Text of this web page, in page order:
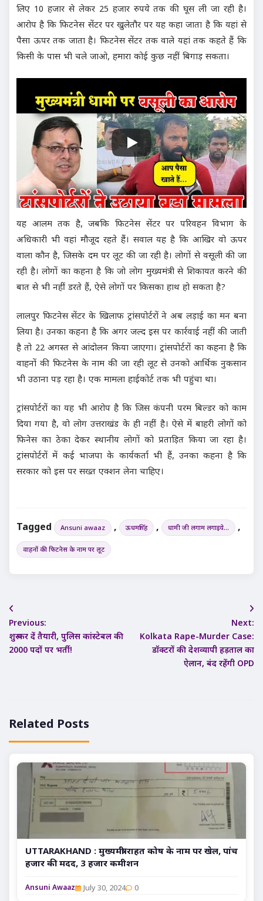
लिए 10 हजार से लेकर 25 हजार रुपये तक की घूस ली जा रही है।
आरोप है कि फिटनेस सेंटर पर खुलेतौर पर यह कहा जाता है कि यहां से
पैसा ऊपर तक जाता है। फिटनेस सेंटर तक वाले यहां तक कहते हैं कि
किसी के पास भी चले जाओ, हमारा कोई कुछ नहीं बिगाड़ सकता।
यह आलम तक है, जबकि फिटनेस सेंटर पर परिवहन विभाग के
अधिकारी भी वहां मौजूद रहते हैं। सवाल यह है कि आखिर वो ऊपर
वाला कौन है, जिसके दम पर लूट की जा रही है। लोगों से वसूली की जा
रही है। लोगों का कहना है कि जो लोग मुख्यमंत्री से शिकायत करने की
बात से भी नहीं डरते हैं, ऐसे लोगों पर किसका हाथ हो सकता है?
लालपुर फिटनेस सेंटर के खिलाफ ट्रांसपोर्टरों ने अब लड़ाई का मन बना
लिया है। उनका कहना है कि अगर जल्द इस पर कार्रवाई नहीं की जाती
है तो 22 अगस्त से आंदोलन किया जाएगा। ट्रांसपोर्टरों का कहना है कि
वाहनों की फिटनेस के नाम की जा रही लूट से उनको आर्थिक नुकसान
भी उठाना पड़ रहा है। एक मामला हाईकोर्ट तक भी पहुंचा था।
ट्रांसपोर्टरों का यह भी आरोप है कि जिस कंपनी परम बिल्डर को काम
दिया गया है, वो लोग उत्तराखंड के ही नहीं है। ऐसे में बाहरी लोगों को
फिनेस का ठेका देकर स्थानीय लोगों को प्रताड़ित किया जा रहा है।
ट्रांसपोर्टरों में कई भाजपा के कार्यकर्ता भी हैं, उनका कहना है कि
सरकार को इस पर सख्त एक्शन लेना चाहिए।
Tagged Ansuni awaaz , ऊधमसिंह , धामी जी लगाम लगाइये... ,
वाहनों की फिटनेस के नाम पर लूट
Post
navigation
Previous:
शुरू कर दें तैयारी, पुलिस कांस्टेबल की
2000 पदों पर भर्ती!
Next:
Kolkata Rape-Murder Case:
डॉक्टरों की देशव्यापी हड़ताल का
ऐलान, बंद रहेंगी OPD
Related Posts
UTTARAKHAND : मुख्यमंत्री राहत कोष के नाम पर खेल, पांच
हजार की मदद, 3 हजार कमीशन
Ansuni Awaaz July 30, 2024 0